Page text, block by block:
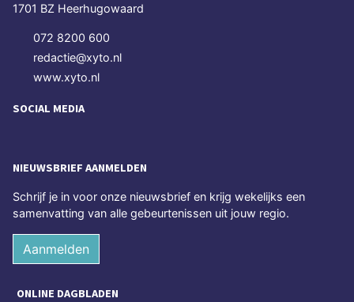
1701 BZ Heerhugowaard
072 8200 600
redactie@xyto.nl
www.xyto.nl
SOCIAL MEDIA
NIEUWSBRIEF AANMELDEN
Schrijf je in voor onze nieuwsbrief en krijg wekelijks een
samenvatting van alle gebeurtenissen uit jouw regio.
Aanmelden
ONLINE DAGBLADEN